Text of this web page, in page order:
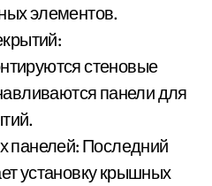
элементов.
стеновые
панели для
панелей: Последний
установку крышных